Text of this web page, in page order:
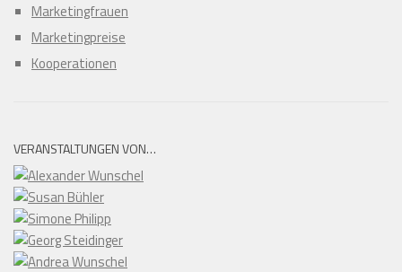
Marketingfrauen
Marketingpreise
Kooperationen
VERANSTALTUNGEN VON…